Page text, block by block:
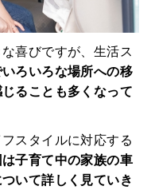
喜びですが、生活ス
いろいろな場所への移
ることも多くなって
スタイルに対応する
子育て中の家族の車
いて詳しく見ていき